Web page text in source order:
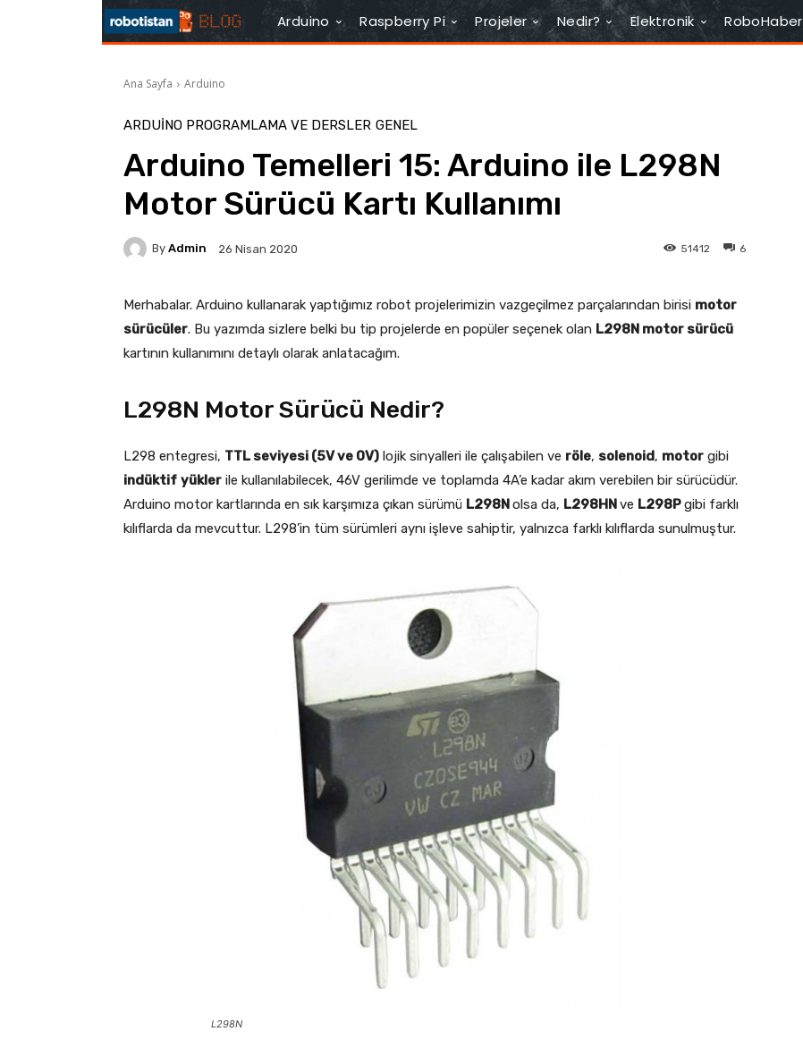
Arduino Raspberry Pi Projeler Nedir? Elektronik RoboHaber
Ana Sayfa Arduino
ARDUINO PROGRAMLAMA VE DERSLER GENEL
Arduino Temelleri 15: Arduino ile L298N
Motor Sürücü Kartı Kullanımı
By Admin 26 Nisan 2020 6
51412
Merhabalar. Arduino kullanarak yaptığımız robot projelerimizin vazgeçilmez parçalarından birisi motor
sürücüler. Bu yazımda sizlere belki bu tip projelerde en popüler seçenek olan L298N motor sürücü
kartının kullanımını detaylı olarak anlatacağım.
L298N Motor Sürücü Nedir?
L298 entegresi, TTL seviyesi (5V ve 0V) lojik sinyalleri ile çalışabilen ve röle, solenoid, motor gibi
indüktif yükler ile kullanılabilecek, 46V gerilimde ve toplamda 4A’e kadar akım verebilen bir sürücüdür.
Arduino motor kartlarında en sık karşımıza çıkan sürümü L298Nolsa da, L298HNve L298Pgibi farklı
kılıflarda da mevcuttur. L298’in tüm sürümleri aynı işleve sahiptir, yalnızca farklı kılıflarda sunulmuştur.
L298N